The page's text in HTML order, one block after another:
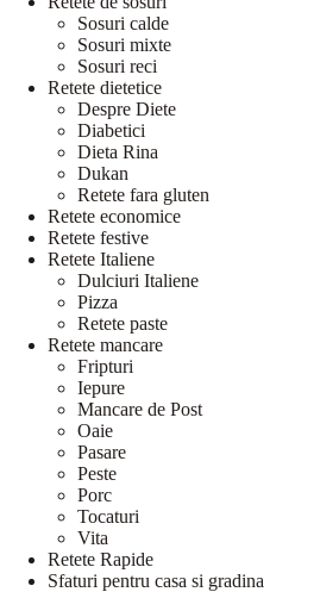
Sosuri calde
Sosuri mixte
Sosuri reci
Retete dietetice
Despre Diete
Diabetici
Dieta Rina
Dukan
Retete fara gluten
Retete economice
Retete festive
Retete Italiene
Dulciuri Italiene
Pizza
Retete paste
Retete mancare
Fripturi
Iepure
Mancare de Post
Oaie
Pasare
Peste
Porc
Tocaturi
Vita
Retete Rapide
Sfaturi pentru casa si gradina